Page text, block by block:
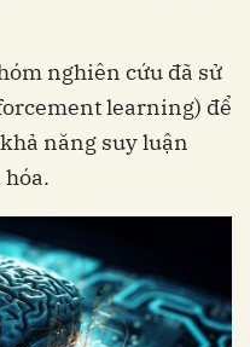
nghiên cứu đã sử
learning) để
năng suy luận